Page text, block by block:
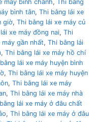
máy bình chánh,
Thi bằng
bình tân, Thi bằng lái xe
giờ, Thi bằng lái xe máy củ
xe máy đồng nai, Thi
gần nhất, Thi bằng lái
, Thi bằng lái xe máy hồ chí
lái xe máy huyện bình
, Thi bằng lái xe máy huyện
, Thi bằng lái xe máy
, Thi bằng lái xe máy nhà
lái xe máy ở đâu chất
, Thi bằng lái xe máy ở đâu